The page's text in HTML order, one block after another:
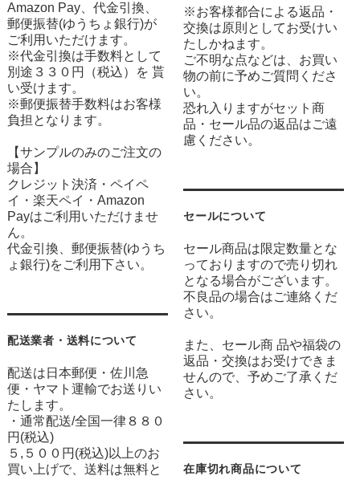
Amazon Pay、代金引換、
郵便振替(ゆうちょ銀行)が
ご利用いただけます。
※代金引換は手数料として
別途３３０円（税込）を 貰
い受けます。
※郵便振替手数料はお客様
負担となります。
【サンプルのみのご注文の
場合】
クレジット決済・ペイペ
イ・楽天ペイ・Amazon
Payはご利用いただけませ
ん。
代金引換、郵便振替(ゆうち
ょ銀行)をご利用下さい。
配送業者・送料について
配送は日本郵便・佐川急
便・ヤマト運輸でお送りい
たします。
・通常配送/全国一律８８０
円(税込)
５,５００円(税込)以上のお
買い上げで、送料は無料と
※お客様都合による返品・
交換は原則としてお受けい
たしかねます。
ご不明な点などは、お買い
物の前に予めご質問くださ
い。
恐れ入りますがセット商
品・セール品の返品はご遠
慮ください。
セールについて
セール商品は限定数量とな
っておりますので売り切れ
となる場合がございます。
不良品の場合はご連絡くだ
さい。
また、セール商 品や福袋の
返品・交換はお受けできま
せんので、予めご了承くだ
さい。
在庫切れ商品について